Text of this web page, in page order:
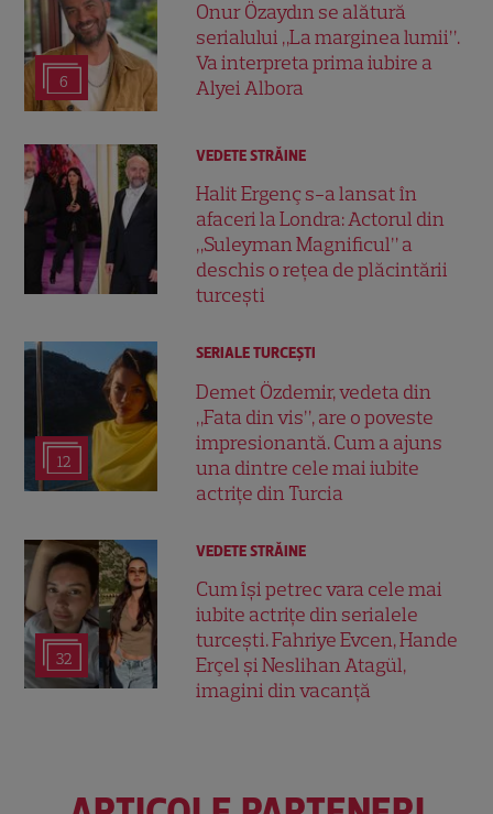
6
Onur Özaydın se alătură
serialului „La marginea lumii”.
Va interpreta prima iubire a
Alyei Albora
VEDETE STRĂINE
Halit Ergenç s-a lansat în
afaceri la Londra: Actorul din
„Suleyman Magnificul” a
deschis o rețea de plăcintării
turcești
12
SERIALE TURCEŞTI
Demet Özdemir, vedeta din
„Fata din vis”, are o poveste
impresionantă. Cum a ajuns
una dintre cele mai iubite
actrițe din Turcia
32
VEDETE STRĂINE
Cum își petrec vara cele mai
iubite actrițe din serialele
turcești. Fahriye Evcen, Hande
Erçel și Neslihan Atagül,
imagini din vacanță